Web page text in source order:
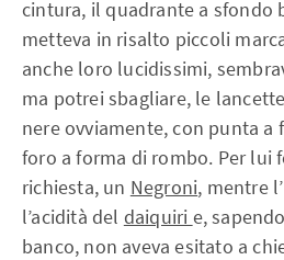
cintura, il quadrante a sfondo
metteva in risalto piccoli
anche loro lucidissimi,
ma potrei sbagliare, le
nere ovviamente, con punta a
foro a forma di rombo. Per lui
richiesta, un Negroni, mentre
l’acidità del daiquiri e,
banco, non aveva esitato a